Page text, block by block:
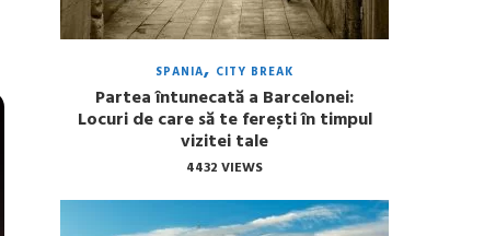
SPANIA CITY BREAK
Partea întunecată a Barcelonei:
Locuri de care să te ferești în timpul
vizitei tale
4432 VIEWS